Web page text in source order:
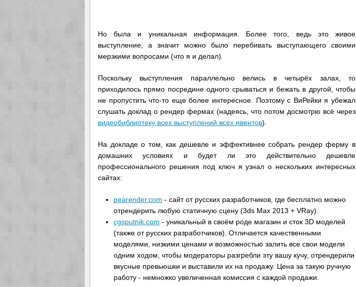
Но была и уникальная информация. Более того, ведь это живое
выступление, а значит можно было перебивать выступающего своими
мерзкими вопросами (что я и делал).
Поскольку выступления параллельно велись в четырёх залах, то
приходилось прямо посредине одного срываться и бежать в другой, чтобы
не пропустить что-то еще более интересное. Поэтому с ВиРейки я убежал
слушать доклад о рендер фермах (надеясь, что потом досмотрю всё через
видеобиблиотеку всех выступлений всех ивентов).
На докладе о том, как дешевле и эффективнее собрать рендер ферму в
домашних условиях и будет ли это действительно дешевле
профессионального решения под ключ я узнал о нескольких интересных
сайтах:
pearender.com - сайт от русских разработчиков, где бесплатно можно
отрендерить любую статичную сцену (3ds Max 2013 + VRay).
cgsputnik.com - уникальный в своём роде магазин и сток 3D моделей
(также от русских разработчиков). Отличается качественными
моделями, низкими ценами и возможностью залить все свои модели
одним ходом, чтобы модераторы разгребли эту вашу кучу, отрендерили
вкусные превьюшки и выставили их на продажу. Цена за такую ручную
работу - немножко увеличенная комиссия с каждой продажи.